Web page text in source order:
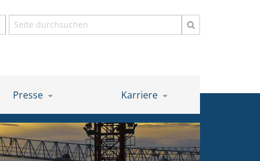
Suchbegriff
Presse Karriere